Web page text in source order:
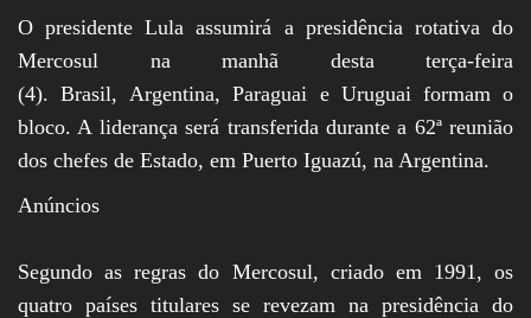
Oportunidades,
O presidente Lula assumirá a presidência rotativa do
Mercosul na manhã desta terça-feira
(4). Brasil, Argentina, Paraguai e Uruguai formam o
bloco. A liderança será transferida durante a 62ª reunião
dos chefes de Estado, em Puerto Iguazú, na Argentina.
Anúncios
Segundo as regras do Mercosul, criado em 1991, os
quatro países titulares se revezam na presidência do